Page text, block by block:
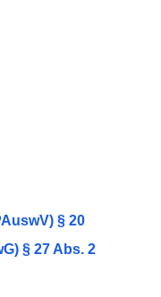
§ 20
§ 27 Abs. 2